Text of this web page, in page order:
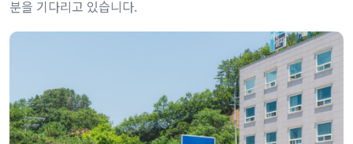
분을 기다리고 있습니다.